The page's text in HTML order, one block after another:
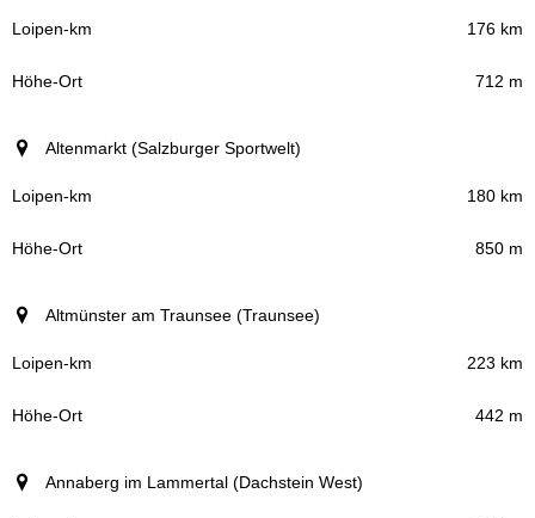
176 km
712 m
Altenmarkt (Salzburger Sportwelt)
180 km
850 m
Altmünster am Traunsee (Traunsee)
223 km
442 m
Annaberg im Lammertal (Dachstein West)